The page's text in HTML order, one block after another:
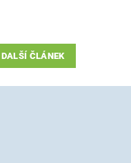
DALŠÍ ČLÁNEK